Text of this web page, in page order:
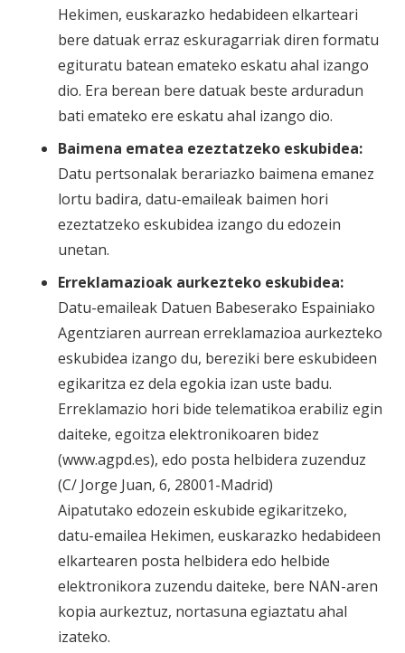
Hekimen, euskarazko hedabideen elkarteari
bere datuak erraz eskuragarriak diren formatu
egituratu batean emateko eskatu ahal izango
dio. Era berean bere datuak beste arduradun
bati emateko ere eskatu ahal izango dio.
Baimena ematea ezeztatzeko eskubidea:
Datu pertsonalak berariazko baimena emanez
lortu badira, datu-emaileak baimen hori
ezeztatzeko eskubidea izango du edozein
unetan.
Erreklamazioak aurkezteko eskubidea:
Datu-emaileak Datuen Babeserako Espainiako
Agentziaren aurrean erreklamazioa aurkezteko
eskubidea izango du, bereziki bere eskubideen
egikaritza ez dela egokia izan uste badu.
Erreklamazio hori bide telematikoa erabiliz egin
daiteke, egoitza elektronikoaren bidez
(www.agpd.es), edo posta helbidera zuzenduz
(C/ Jorge Juan, 6, 28001-Madrid)
Aipatutako edozein eskubide egikaritzeko,
datu-emailea Hekimen, euskarazko hedabideen
elkartearen posta helbidera edo helbide
elektronikora zuzendu daiteke, bere NAN-aren
kopia aurkeztuz, nortasuna egiaztatu ahal
izateko.